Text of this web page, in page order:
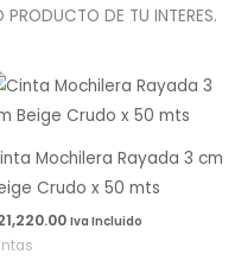
DE TU INTERES.
Mochilera Rayada 3 cm
Crudo x 50 mts
Iva Incluido